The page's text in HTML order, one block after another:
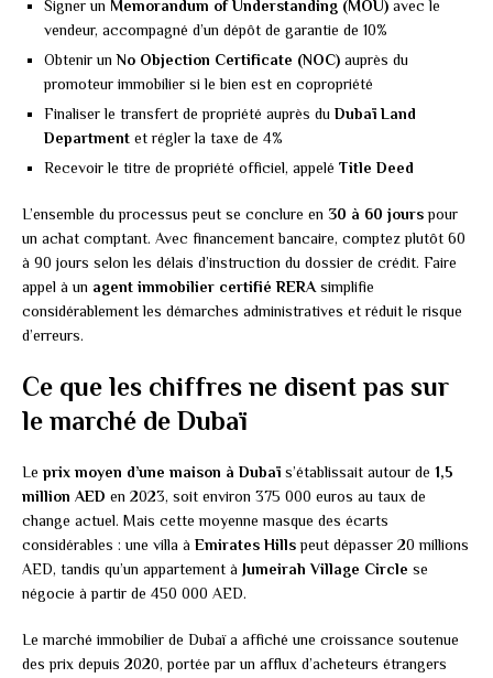
Signer un Memorandum of Understanding (MOU) avec le
vendeur, accompagné d’un dépôt de garantie de 10%
Obtenir unNo Objection Certificate (NOC) auprès du
promoteur immobilier si le bien est en copropriété
Finaliser le transfert de propriété auprès du Dubaï Land
Department et régler la taxe de 4%
Recevoir le titre de propriété officiel, appelé Title Deed
L’ensemble du processus peut se conclure en 30 à 60 jourspour
un achat comptant. Avec financement bancaire, comptez plutôt 60
à 90 jours selon les délais d’instruction du dossier de crédit. Faire
appel à un agent immobilier certifié RERAsimplifie
considérablement les démarches administratives et réduit le risque
d’erreurs.
Ce que les chiffres ne disent pas sur
le marché de Dubaï
Le prix moyen d’une maison à Dubaï s’établissait autour de 1,5
million AED en 2023, soit environ 375 000 euros au taux de
change actuel. Mais cette moyenne masque des écarts
considérables : une villa à Emirates Hillspeut dépasser 20 millions
AED, tandis qu’un appartement à Jumeirah Village Circle se
négocie à partir de 450 000 AED.
Le marché immobilier de Dubaï a affiché une croissance soutenue
des prix depuis 2020, portée par un afflux d’acheteurs étrangers